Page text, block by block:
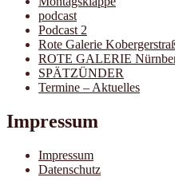
podcast
Podcast 2
Rote Galerie
ROTE GALERIE
SPÄTZÜNDER
Termine – Aktuelles
Impressum
Impressum
Datenschutz